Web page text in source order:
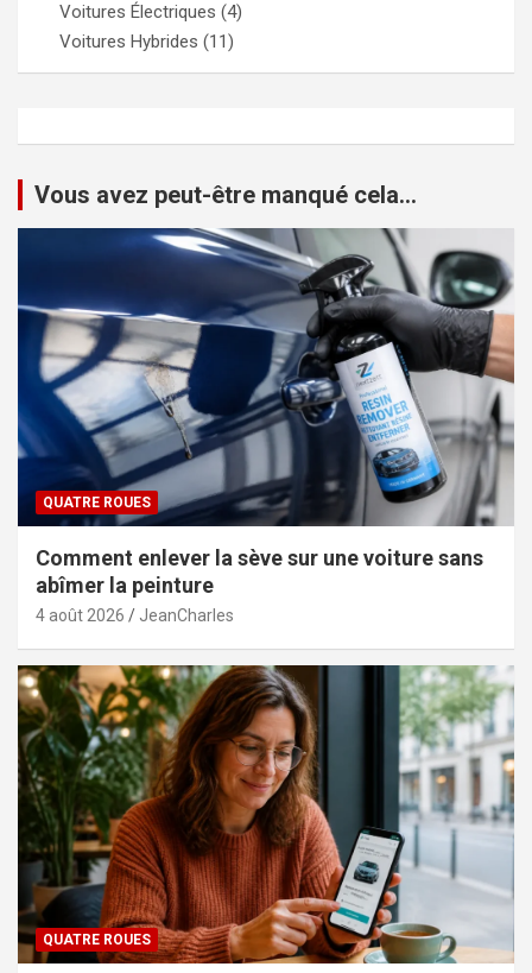
Voitures Électriques (4)
Voitures Hybrides (11)
Vous avez peut-être manqué cela...
QUATRE ROUES
Comment enlever la sève sur une voiture sans
abîmer la peinture
4 août 2026 JeanCharles
QUATRE ROUES